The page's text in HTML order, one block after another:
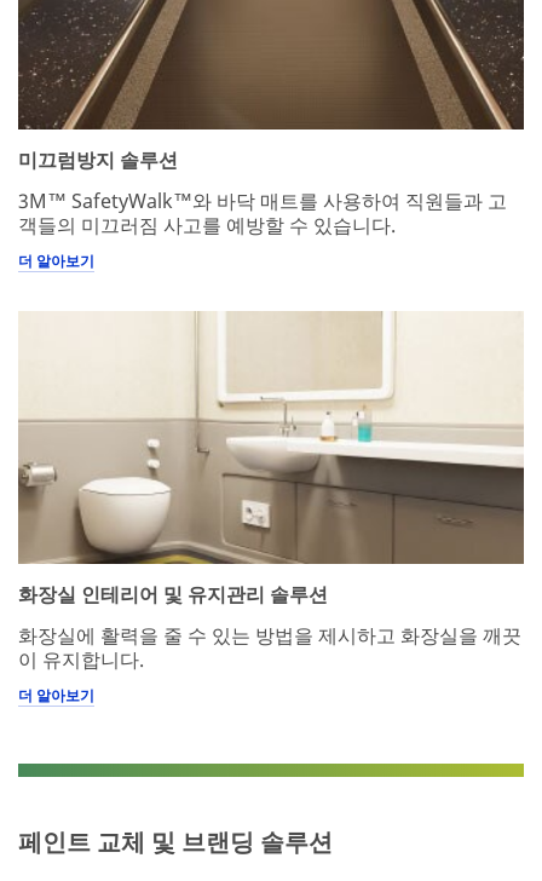
미끄럼방지 솔루션
3M™ SafetyWalk™와 바닥 매트를 사용하여 직원들과 고
객들의 미끄러짐 사고를 예방할 수 있습니다.
더 알아보기
화장실 인테리어 및 유지관리 솔루션
화장실에 활력을 줄 수 있는 방법을 제시하고 화장실을 깨끗
이 유지합니다.
더 알아보기
페인트 교체 및 브랜딩 솔루션